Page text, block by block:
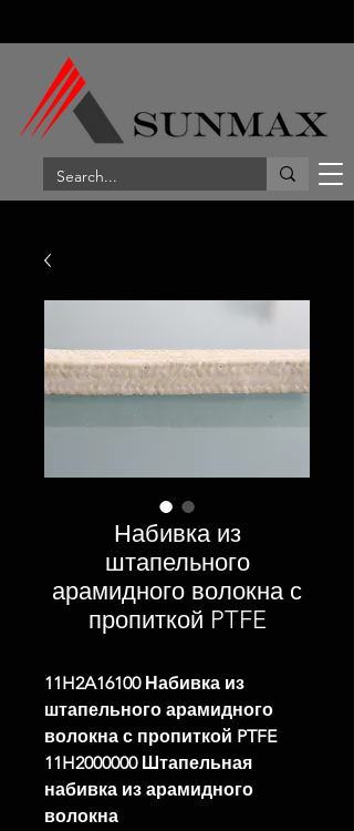
Набивка из
штапельного
арамидного волокна с
пропиткой PTFE
11H2A16100 Набивка из
штапельного арамидного
волокна с пропиткой PTFE
11H2000000 Штапельная
набивка из арамидного
волокна